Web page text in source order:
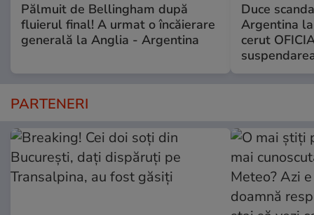
Pălmuit de Bellingham după
fluierul final! A urmat o încăierare
generală la Anglia - Argentina
Duce
Argentina
cerut
PARTENERI